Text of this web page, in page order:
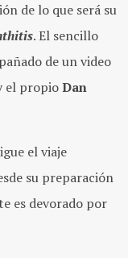
de lo que será su
. El sencillo
de un video
el propioDan
el viaje
su preparación
es devorado por